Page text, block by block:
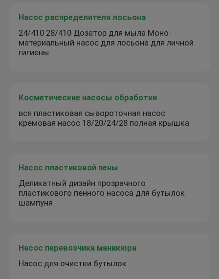
Насос распределителя лосьона
24/410 28/410 Дозатор для мыла Моно-
материальный насос для лосьона для личной
гигиены
Косметические насосы обработки
вся пластиковая сывороточная насос
кремовая насос 18/20/24/28 полная крышка
Насос пластиковой пены
Деликатный дизайн прозрачного
пластикового пенного насоса для бутылок
шампуня
Насос перевозчика маникюра
Насос для очистки бутылок